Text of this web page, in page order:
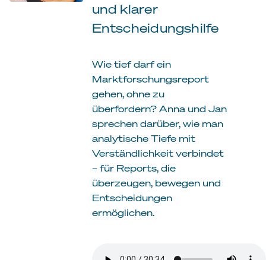
und klarer
Entscheidungshilfe
Wie tief darf ein
Marktforschungsreport
gehen, ohne zu
überfordern? Anna und Jan
sprechen darüber, wie man
analytische Tiefe mit
Verständlichkeit verbindet
– für Reports, die
überzeugen, bewegen und
Entscheidungen
ermöglichen.